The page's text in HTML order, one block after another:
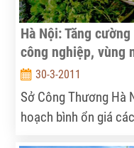
Hà Nội: Tăng
công nghiệp, vùng
30-3-2011
Sở Công Thương Hà
hoạch bình ổn giá